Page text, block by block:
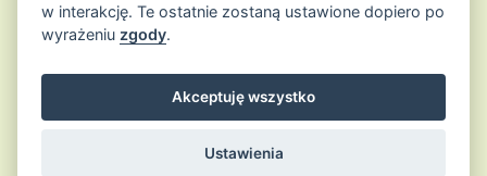
© 2026Sklep Ziołowa Wyspais proudly powered by
Entries (RSS) and Comments (RSS)
w interakcję. Te ostatnie zostaną ustawione dopiero po
wyrażeniu zgody.
Akceptuję wszystko
Ustawienia